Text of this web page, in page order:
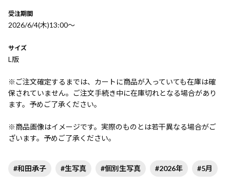
受注期間
2026/6/4(木)13:00〜
サイズ
L版
※ご注文確定するまでは、カートに商品が入っていても在庫は確
保されていません。ご注文手続き中に在庫切れとなる場合があり
ます。予めご了承ください。
※商品画像はイメージです。実際のものとは若干異なる場合がご
ざいます。予めご了承ください。
#和田承子 #生写真 #個別生写真 #2026年 #5月